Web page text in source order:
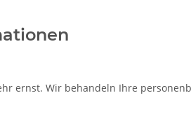
ernst. Wir behandeln Ihre